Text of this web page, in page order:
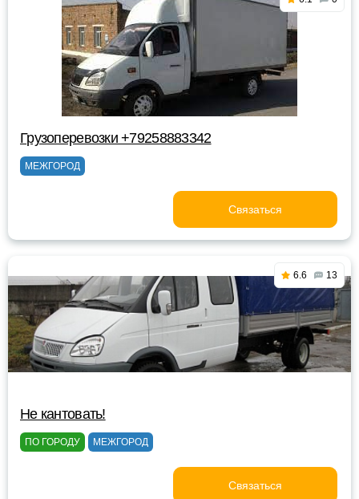
Грузоперевозки +79258883342
МЕЖГОРОД
Связаться
6.6 13
Не кантовать!
ПО ГОРОДУ МЕЖГОРОД
Связаться